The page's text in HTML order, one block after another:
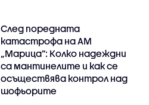
След поредната
катастрофа на АМ
„Марица”: Колко надеждни
са мантинелите и как се
осъществява контрол над
шофьорите